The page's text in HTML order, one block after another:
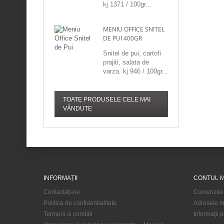
kj 1371 / 100gr...
MENIU OFFICE SNITEL
DE PUI 400GR
Snitel de pui, cartofi
prajiti, salata de
varza. kj 946 / 100gr...
TOATE PRODUSELE CELE MAI
VÂNDUTE
INFORMAȚII
Contactați-ne
Politica de confidentialitate
Termeni si conditii
CONTUL
Comenzile
Adresele
Informaţii